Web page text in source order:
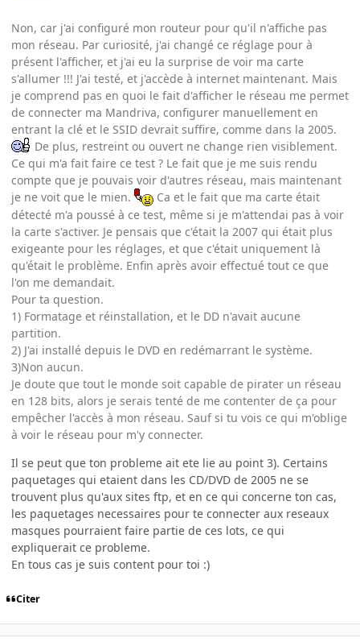
Non, car j'ai configuré mon routeur pour qu'il n'affiche pas
mon réseau. Par curiosité, j'ai changé ce réglage pour à
présent l'afficher, et j'ai eu la surprise de voir ma carte
s'allumer !!! J'ai testé, et j'accède à internet maintenant. Mais
je comprend pas en quoi le fait d'afficher le réseau me permet
de connecter ma Mandriva, configurer manuellement en
entrant la clé et le SSID devrait suffire, comme dans la 2005.
De plus, restreint ou ouvert ne change rien visiblement.
Ce qui m'a fait faire ce test ? Le fait que je me suis rendu
compte que je pouvais voir d'autres réseau, mais maintenant
je ne voit que le mien.
Ca et le fait que ma carte était
détecté m'a poussé à ce test, même si je m'attendai pas à voir
la carte s'activer. Je pensais que c'était la 2007 qui était plus
exigeante pour les réglages, et que c'était uniquement là
qu'était le problème. Enfin après avoir effectué tout ce que
l'on me demandait.
Pour ta question.
1) Formatage et réinstallation, et le DD n'avait aucune
partition.
2) J'ai installé depuis le DVD en redémarrant le système.
3)Non aucun.
Je doute que tout le monde soit capable de pirater un réseau
en 128 bits, alors je serais tenté de me contenter de ça pour
empêcher l'accès à mon réseau. Sauf si tu vois ce qui m'oblige
à voir le réseau pour m'y connecter.
Il se peut que ton probleme ait ete lie au point 3). Certains
paquetages qui etaient dans les CD/DVD de 2005 ne se
trouvent plus qu'aux sites ftp, et en ce qui concerne ton cas,
les paquetages necessaires pour te connecter aux reseaux
masques pourraient faire partie de ces lots, ce qui
expliquerait ce probleme.
En tous cas je suis content pour toi :)
Citer